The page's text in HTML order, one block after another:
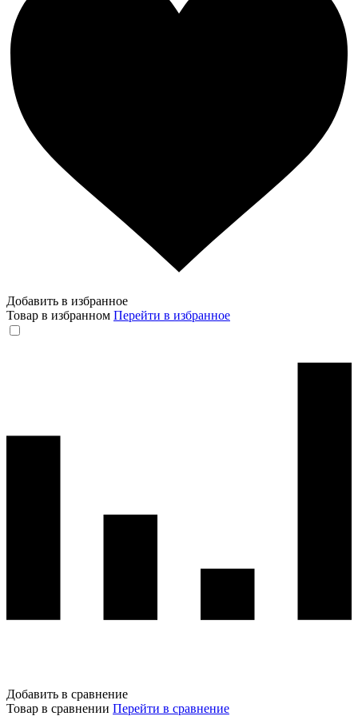
Добавить в избранное
Товар в избранном Перейти в избранное
Добавить в сравнение
Товар в сравнении Перейти в сравнение